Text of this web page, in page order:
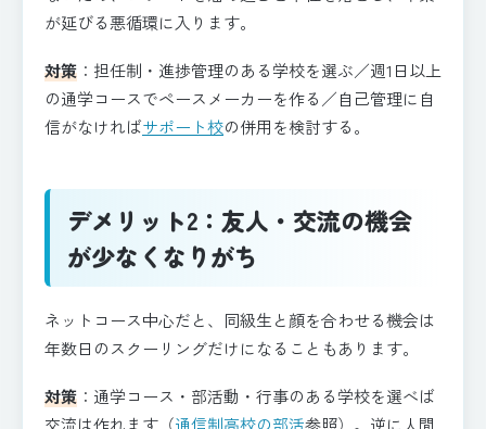
が延びる悪循環に入ります。
対策 ：担任制・進捗管理のある学校を選ぶ／週1日以上
の通学コースでペースメーカーを作る／自己管理に自
信がなければサポート校の併用を検討する。
デメリット2：友人・交流の機会
が少なくなりがち
ネットコース中心だと、同級生と顔を合わせる機会は
年数日のスクーリングだけになることもあります。
対策 ：通学コース・部活動・行事のある学校を選べば
交流は作れます（通信制高校の部活参照）。逆に人間